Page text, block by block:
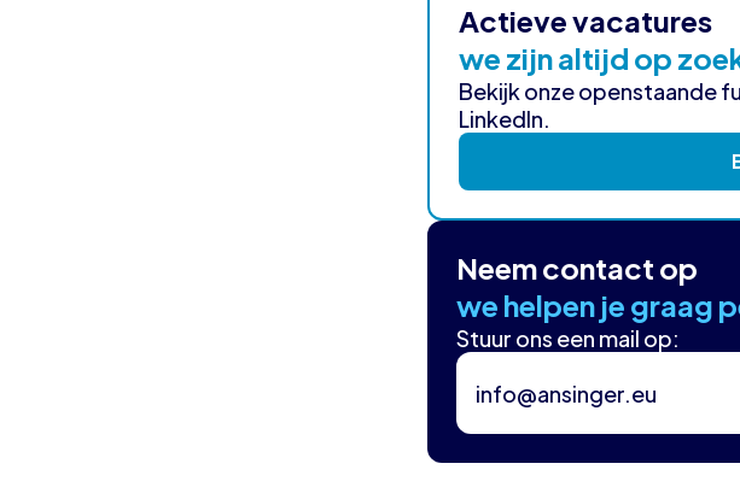
Actieve vacatures
we zijn altijd op
Bekijk onze openstaande
LinkedIn.
Neem contact op
we helpen je graag
Stuur ons een mail op:
info@ansinger.eu